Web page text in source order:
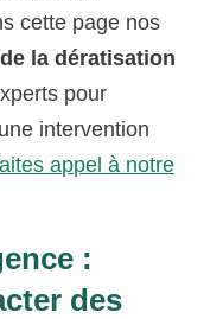
cette page nos
la dératisation
pour
intervention
appel à notre
:
des